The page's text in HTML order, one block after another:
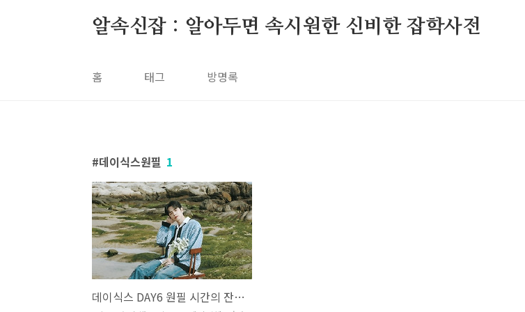
알속신잡 : 알아두면 속시원한 신비한 잡학사전
홈 태그 방명록
데이식스원필 1
데이식스 DAY6 원필 시간의 잔상 선녀외전 OST 가사 노래 뮤비 곡정보